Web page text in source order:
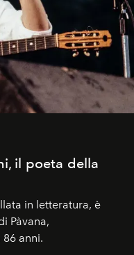
il poeta della
in letteratura, è
Pàvana,
anni.